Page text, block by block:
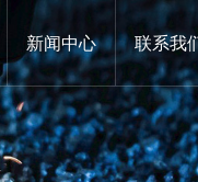
新闻中心 联系我